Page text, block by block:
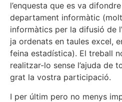
l’enquesta que es va
departament informàtic
informàtics per la difusió de
ja ordenats en taules excel,
feina estadística). El treball
realitzar-lo sense l’ajuda de
grat la vostra participació.
I per últim pero no menys